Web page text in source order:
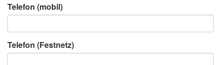
Telefon (mobil)
Telefon (Festnetz)